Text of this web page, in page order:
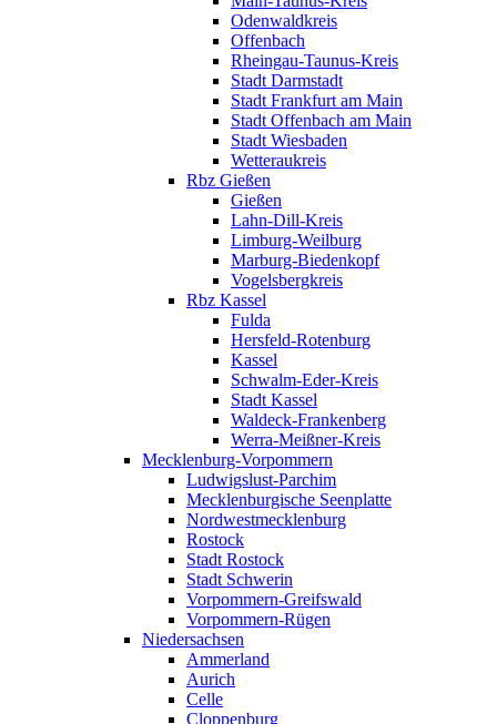
Odenwaldkreis
Offenbach
Rheingau-Taunus-Kreis
Stadt Darmstadt
Stadt Frankfurt am Main
Stadt Offenbach am Main
Stadt Wiesbaden
Wetteraukreis
Rbz Gießen
Gießen
Lahn-Dill-Kreis
Limburg-Weilburg
Marburg-Biedenkopf
Vogelsbergkreis
Rbz Kassel
Fulda
Hersfeld-Rotenburg
Kassel
Schwalm-Eder-Kreis
Stadt Kassel
Waldeck-Frankenberg
Werra-Meißner-Kreis
Mecklenburg-Vorpommern
Ludwigslust-Parchim
Mecklenburgische Seenplatte
Nordwestmecklenburg
Rostock
Stadt Rostock
Stadt Schwerin
Vorpommern-Greifswald
Vorpommern-Rügen
Niedersachsen
Ammerland
Aurich
Celle
Cloppenburg